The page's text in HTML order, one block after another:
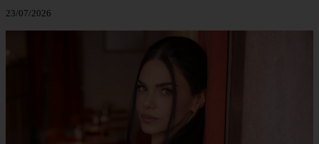
23/07/2026